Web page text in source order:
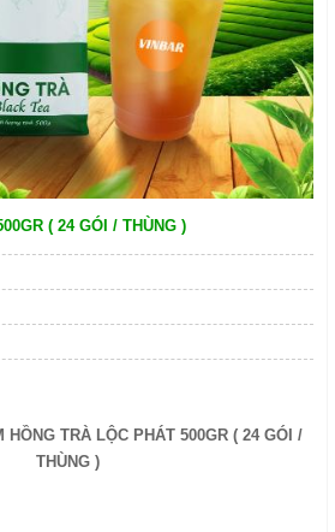
( 24 GÓI / THÙNG )
HỒNG TRÀ LỘC PHÁT 500GR ( 24 GÓI /
THÙNG )